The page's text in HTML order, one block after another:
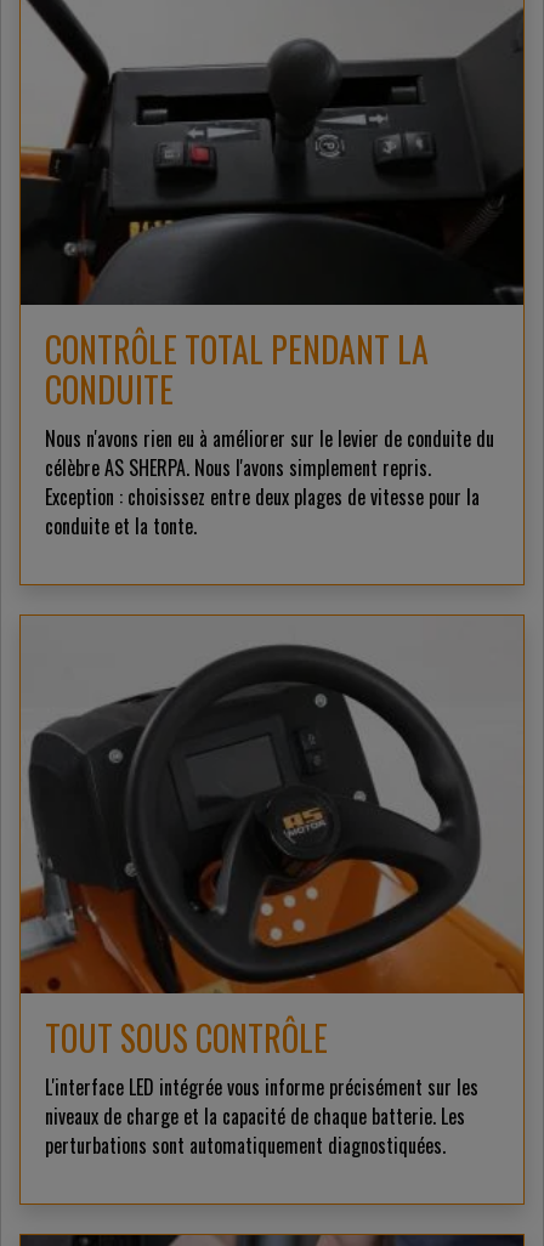
CONTRÔLE TOTAL PENDANT LA
CONDUITE
Nous n'avons rien eu à améliorer sur le levier de conduite du
célèbre AS SHERPA. Nous l'avons simplement repris.
Exception : choisissez entre deux plages de vitesse pour la
conduite et la tonte.
TOUT SOUS CONTRÔLE
L'interface LED intégrée vous informe précisément sur les
niveaux de charge et la capacité de chaque batterie. Les
perturbations sont automatiquement diagnostiquées.